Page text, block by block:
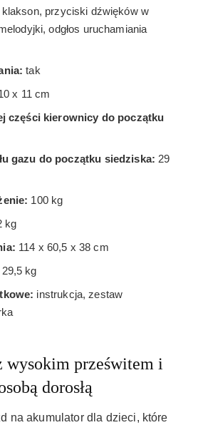
klakson, przyciski dźwięków w
odgłos uruchamiania
tak
x 11 cm
części kierownicy do początku
gazu do początku siedziska: 29
100 kg
kg
114 x 60,5 x 38 cm
29,5 kg
instrukcja, zestaw
wysokim prześwitem i
dorosłą
na akumulator dla dzieci, które